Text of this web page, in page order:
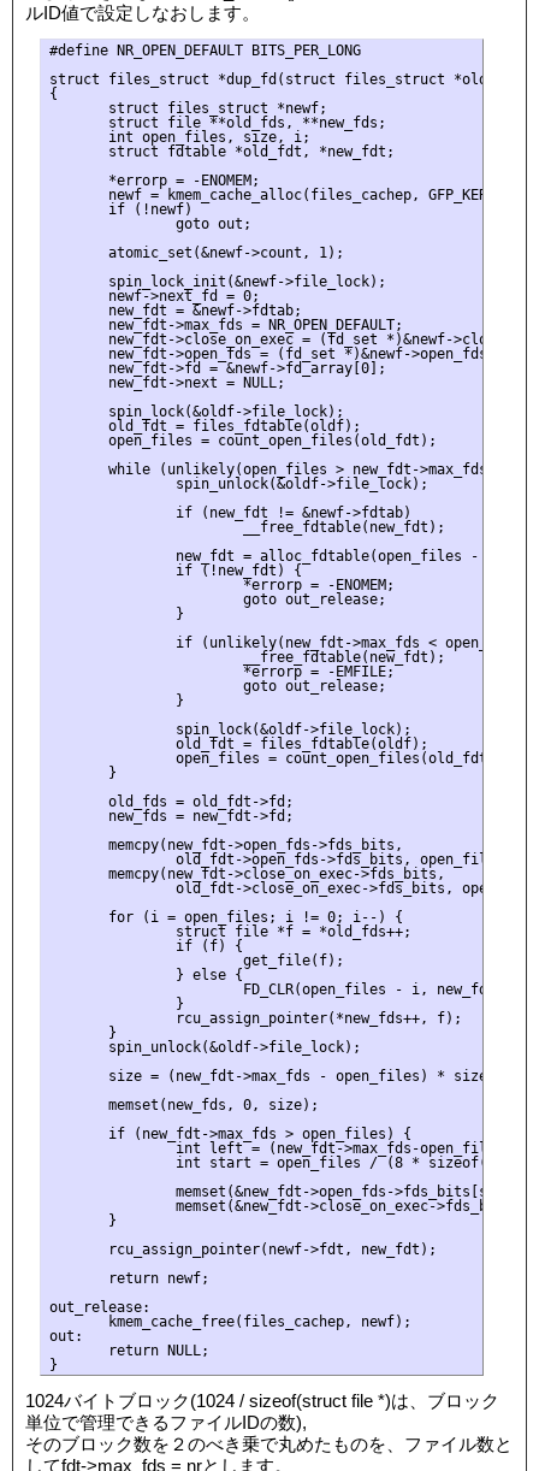
ルID値で設定しなおします。
#define NR_OPEN_DEFAULT BITS_PER_LONG
struct files_struct *dup_fd(struct files_struct *oldf,
{
       struct files_struct *newf;
       struct file **old_fds, **new_fds;
       int open_files, size, i;
       struct fdtable *old_fdt, *new_fdt;
       *errorp = -ENOMEM;
       newf = kmem_cache_alloc(files_cachep, GFP_KERNEL);
       if (!newf)
               goto out;
       atomic_set(&newf->count, 1);
       spin_lock_init(&newf->file_lock);
       newf->next_fd = 0;
       new_fdt = &newf->fdtab;
       new_fdt->max_fds = NR_OPEN_DEFAULT;
new_fdt->close_on_exec = (fd_set *)&newf-
       new_fdt->open_fds = (fd_set *)&newf->open_fds_init;
       new_fdt->fd = &newf->fd_array[0];
       new_fdt->next = NULL;
       spin_lock(&oldf->file_lock);
       old_fdt = files_fdtable(oldf);
       open_files = count_open_files(old_fdt);
       while (unlikely(open_files > new_fdt->max_fds)) {
               spin_unlock(&oldf->file_lock);
               if (new_fdt != &newf->fdtab)
                       __free_fdtable(new_fdt);
               new_fdt = alloc_fdtable(open_files - 1);
               if (!new_fdt) {
                       *errorp = -ENOMEM;
                       goto out_release;
               }
if (unlikely(new_fdt->max_fds <
                       __free_fdtable(new_fdt);
                       *errorp = -EMFILE;
                       goto out_release;
               }
               spin_lock(&oldf->file_lock);
               old_fdt = files_fdtable(oldf);
               open_files = count_open_files(old_fdt);
       }
       old_fds = old_fdt->fd;
       new_fds = new_fdt->fd;
       memcpy(new_fdt->open_fds->fds_bits,
               old_fdt->open_fds->fds_bits, open_files/8);
       memcpy(new_fdt->close_on_exec->fds_bits,
old_fdt->close_on_exec->fds_bits,
       for (i = open_files; i != 0; i--) {
               struct file *f = *old_fds++;
               if (f) {
                       get_file(f);
               } else {
FD_CLR(open_files - i, new_fdt-
               }
               rcu_assign_pointer(*new_fds++, f);
       }
       spin_unlock(&oldf->file_lock);
size = (new_fdt->max_fds - open_files) *
       memset(new_fds, 0, size);
       if (new_fdt->max_fds > open_files) {
               int left = (new_fdt->max_fds-open_files)/8;
int start = open_files / (8 *
memset(&new_fdt->open_fds-
memset(&new_fdt->close_on_exec-
       }
       rcu_assign_pointer(newf->fdt, new_fdt);
       return newf;
out_release:
       kmem_cache_free(files_cachep, newf);
out:
       return NULL;
1024バイトブロック(1024 / sizeof(struct file *)は、ブロック
単位で管理できるファイルIDの数),
そのブロック数を２のべき乗で丸めたものを、ファイル数と
してfdt->max_fds = nrとします。